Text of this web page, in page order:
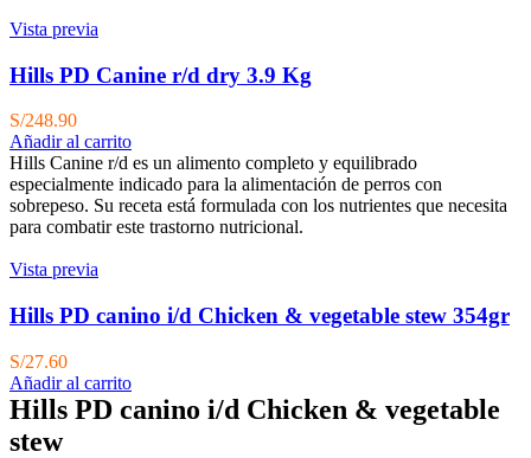
Vista previa
Hills PD Canine r/d dry 3.9 Kg
S/248.90
Añadir al carrito
Hills Canine r/d es un alimento completo y equilibrado
especialmente indicado para la alimentación de perros con
sobrepeso. Su receta está formulada con los nutrientes que necesita
para combatir este trastorno nutricional.
Vista previa
Hills PD canino i/d Chicken & vegetable stew 354gr
S/27.60
Añadir al carrito
Hills PD canino i/d Chicken & vegetable
stew